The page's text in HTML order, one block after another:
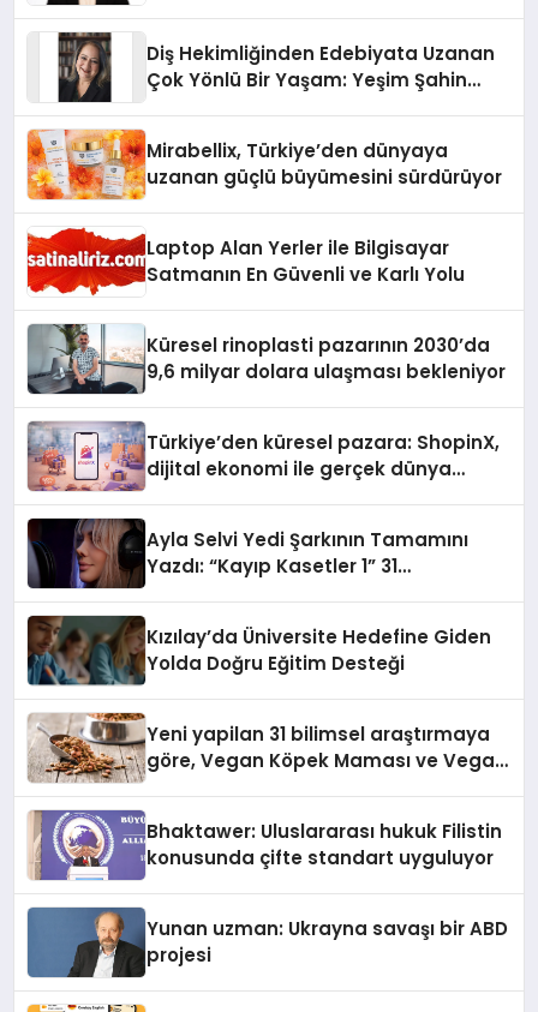
Diş Hekimliğinden Edebiyata Uzanan
Çok Yönlü Bir Yaşam: Yeşim Şahin
Mirabellix, Türkiye’den dünyaya
uzanan güçlü büyümesini sürdürüyor
Laptop Alan Yerler ile Bilgisayar
Satmanın En Güvenli ve Karlı Yolu
Küresel rinoplasti pazarının 2030’da
9,6 milyar dolara ulaşması bekleniyor
Türkiye’den küresel pazara: ShopinX,
dijital ekonomi ile gerçek dünya
Ayla Selvi Yedi Şarkının Tamamını
Yazdı: “Kayıp Kasetler 1” 31
Kızılay’da Üniversite Hedefine Giden
Yolda Doğru Eğitim Desteği
Yeni yapilan 31 bilimsel araştırmaya
göre, Vegan Köpek Maması ve Vegan
Bhaktawer: Uluslararası hukuk Filistin
konusunda çifte standart uyguluyor
Yunan uzman: Ukrayna savaşı bir ABD
projesi